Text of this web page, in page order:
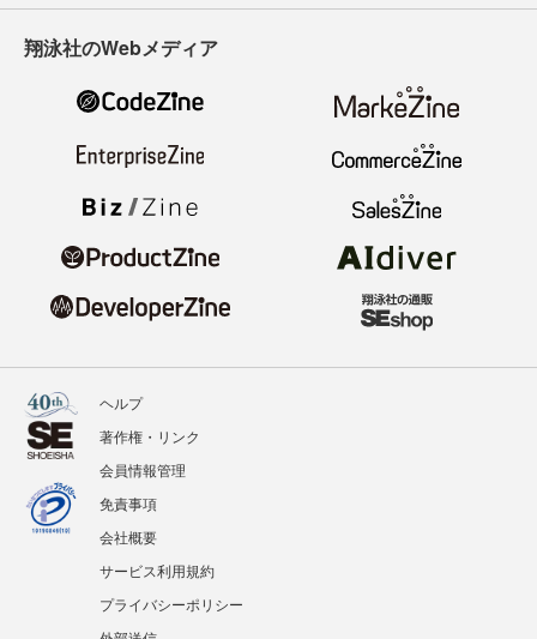
翔泳社のWebメディア
ヘルプ
著作権・リンク
会員情報管理
免責事項
会社概要
サービス利用規約
プライバシーポリシー